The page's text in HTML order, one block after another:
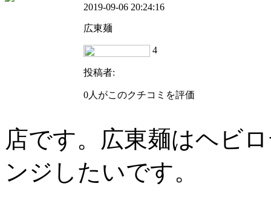
2019-09-06 20:24:16
広東麺
4
投稿者:
0人がこのクチコミを評価
店です。広東麺はヘビ
ンジしたいです。